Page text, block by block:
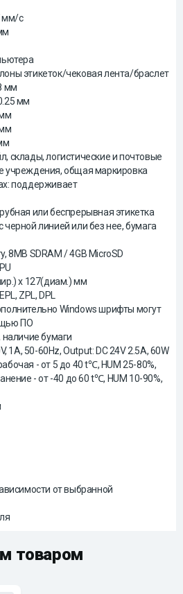
мм/с
этикеток/чековая лента/браслет
мм
мм
склады, логистические и почтовые
учреждения, общая маркировка
поддерживает
или беспрерывная этикетка
линией или без нее, бумага
8MB SDRAM / 4GB MicroSD
x 127(диам.) мм
ZPL, DPL
Windows шрифты могут
ПО
наличие бумаги
1A, 50-60Hz, Output: DC 24V 2.5A, 60W
- от 5 до 40 t℃, HUM 25-80%,
- от -40 до 60 t℃, HUM 10-90%,
от выбранной
товаром